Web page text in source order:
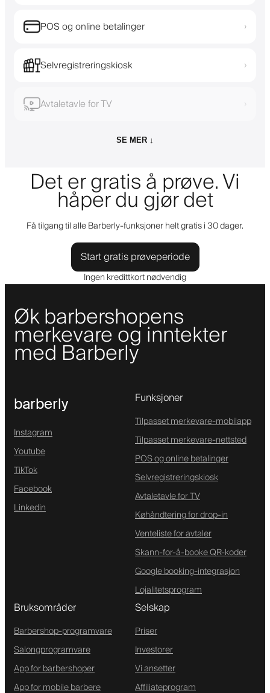
POS og online betalinger ›
Selvregistreringskiosk ›
Avtaletavle for TV ›
SE MER ↓
Det er gratis å prøve. Vi
håper du gjør det
Få tilgang til alle Barberly-funksjoner helt gratis i 30 dager.
Start gratis prøveperiode
Ingen kredittkort nødvendig
Øk barbershopens
merkevare og inntekter
med Barberly
barberly
Instagram
Youtube
TikTok
Facebook
Linkedin
Funksjoner
Tilpasset merkevare-mobilapp
Tilpasset merkevare-nettsted
POS og online betalinger
Selvregistreringskiosk
Avtaletavle for TV
Køhåndtering for drop-in
Venteliste for avtaler
Skann-for-å-booke QR-koder
Google booking-integrasjon
Lojalitetsprogram
Bruksområder
Barbershop-programvare
Salongprogramvare
App for barbershoper
App for mobile barbere
Selskap
Priser
Investorer
Vi ansetter
Affiliateprogram